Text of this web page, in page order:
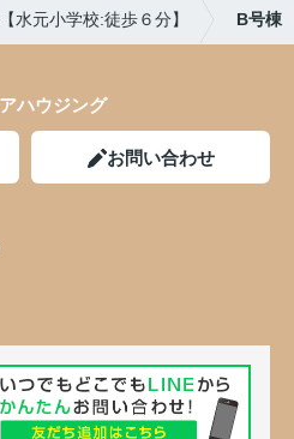
水元小学校:徒歩６分】 B号棟
ハウジング
お問い合わせ